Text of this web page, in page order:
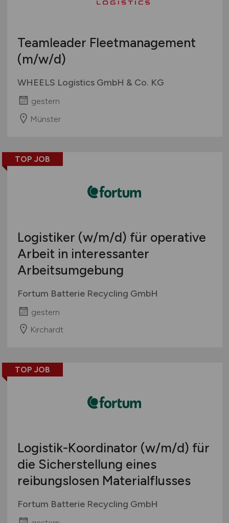
Teamleader Fleetmanagement
(m/w/d)
WHEELS Logistics GmbH & Co. KG
gestern
Münster
TOP JOB
Logistiker (w/m/d) für operative
Arbeit in interessanter
Arbeitsumgebung
Fortum Batterie Recycling GmbH
gestern
Kirchardt
TOP JOB
Logistik-Koordinator (w/m/d) für
die Sicherstellung eines
reibungslosen Materialflusses
Fortum Batterie Recycling GmbH